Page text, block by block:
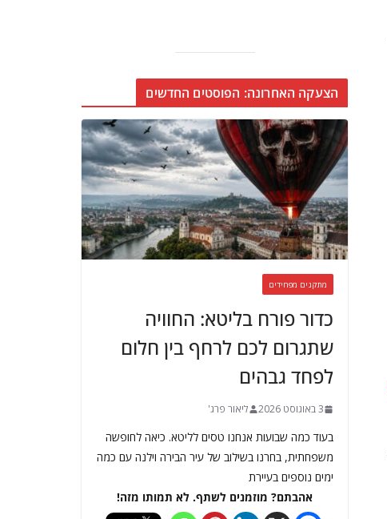
הצעקה האחרונה: הפוסטים החדשים
מתקנים מפחידים
כדור פורח בליטא: החוויה
שתגרום לכם לרחף בין חלום
לפחד גבהים
3 באוגוסט 2026 ליאור פרג'
בעוד כמה שבועות אנחנו טסים לליטא. כיאה לחופשה
משפחתית, בחרנו בשילוב של עיר הבירה וילנה עם כמה
ימים נוספים בעיירת
אהבתם? מוזמנים לשתף. לא תמותו מזה!